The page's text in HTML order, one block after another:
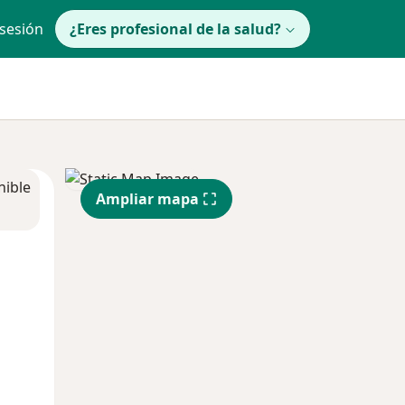
¿Eres profesional de la salud?
Ampliar mapa